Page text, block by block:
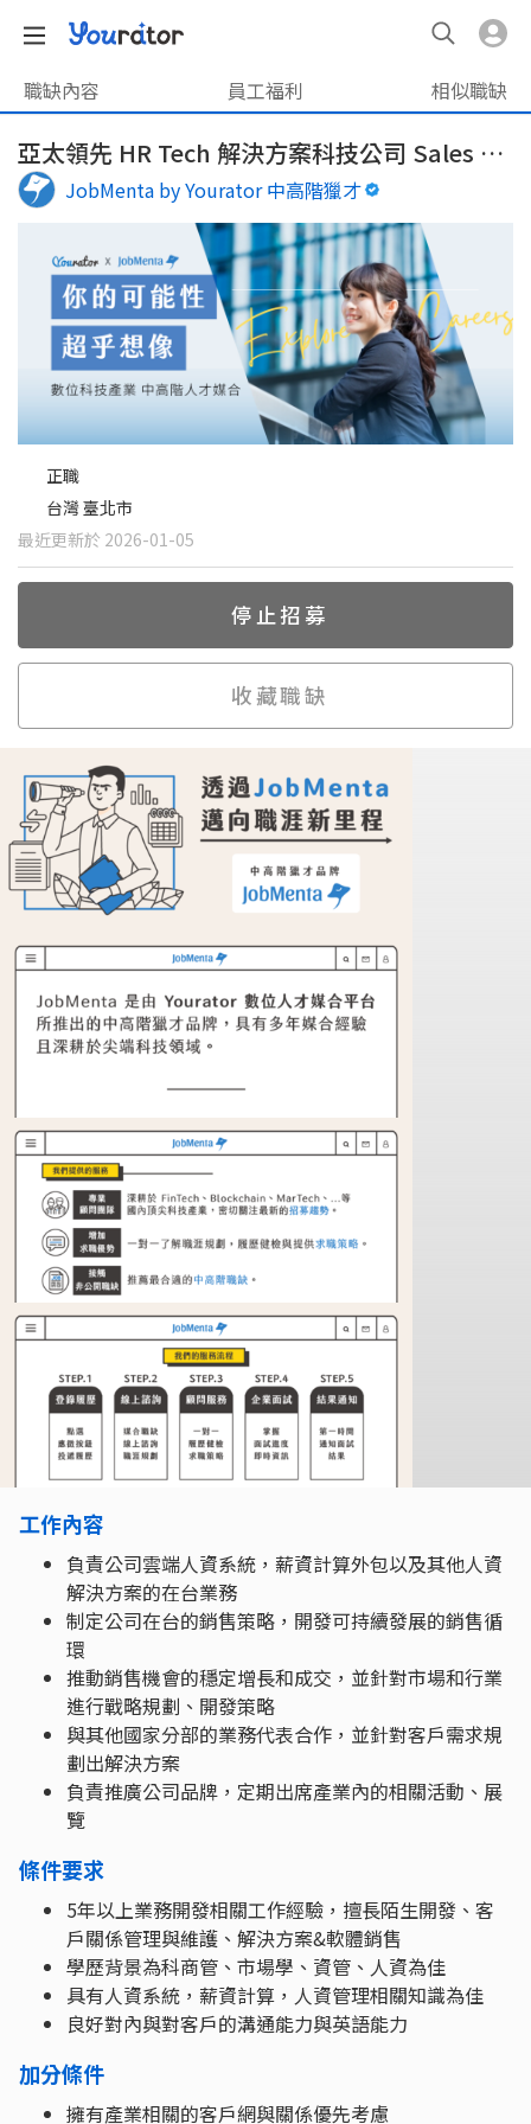
職缺內容 員工福利 相似職缺
亞太領先 HR Tech 解決方案科技公司 Sales Manager
JobMenta by Yourator 中高階獵才
正職
台灣 臺北市
最近更新於 2026-01-05
停止招募
收藏職缺
工作內容
負責公司雲端人資系統，薪資計算外包以及其他人資
解決方案的在台業務
制定公司在台的銷售策略，開發可持續發展的銷售循
環
推動銷售機會的穩定增長和成交，並針對市場和行業
進行戰略規劃、開發策略
與其他國家分部的業務代表合作，並針對客戶需求規
劃出解決方案
負責推廣公司品牌，定期出席產業內的相關活動、展
覽
條件要求
5年以上業務開發相關工作經驗，擅長陌生開發、客
戶關係管理與維護、解決方案&軟體銷售
學歷背景為科商管、市場學、資管、人資為佳
具有人資系統，薪資計算，人資管理相關知識為佳
良好對內與對客戶的溝通能力與英語能力
加分條件
擁有產業相關的客戶網與關係優先考慮